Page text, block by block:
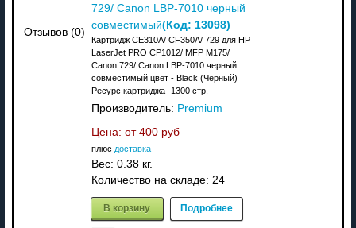
Отзывов (0)
729/ Canon LBP-7010 черный
совместимый(Код: 13098)
Картридж CE310A/ CF350A/ 729 для HP
LaserJet PRO CP1012/ MFP M175/
Canon 729/ Canon LBP-7010 черный
совместимый цвет - Black (Черный)
Ресурс картриджа- 1300 стр.
Производитель: Premium
Цена: от 400 руб
плюс доставка
Вес: 0.38 кг.
Количество на складе: 24
В корзину Подробнее